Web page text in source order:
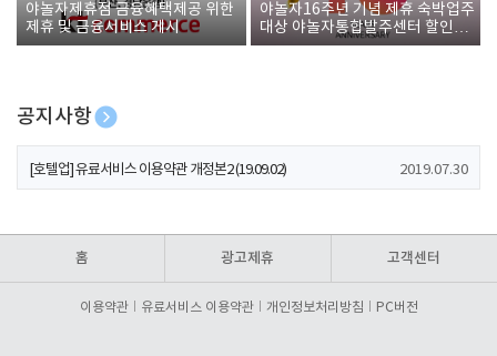
야놀자제휴점 금융혜택제공 위한
제휴 및 금융서비스 게시
야놀자16주년 기념 제휴 숙박업주
대상 야놀자통합발주센터 할인쿠
폰 증정
공지사항
[호텔업] 개인정보 처리방침 개정본1 (19.09.02)
[호텔업] 유료서비스 이용약관 개정본2 (19.09.02) 2019.07.30
홈 광고제휴 고객센터
이용약관 유료서비스 이용약관 개인정보처리방침 PC버전